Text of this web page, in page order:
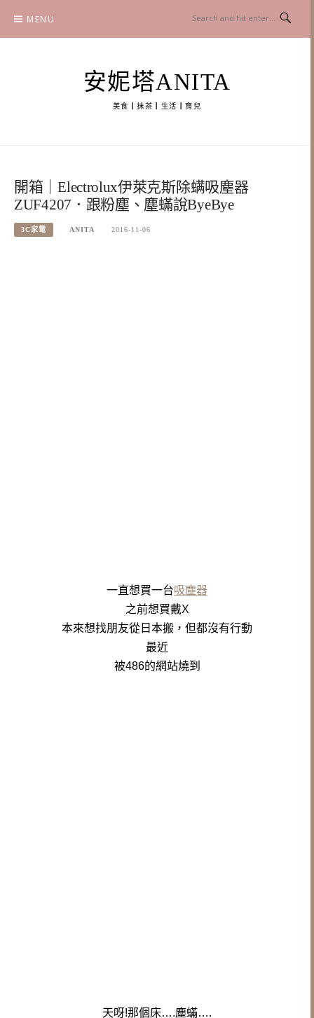
content
MENU
安妮塔ANITA
美食┃抹茶┃生活┃育兒
開箱｜Electrolux伊萊克斯除螨吸塵器
ZUF4207．跟粉塵、塵蟎說ByeBye
3C家電 ANITA 2016-11-06
一直想買一台吸塵器
之前想買戴X
本來想找朋友從日本搬， 但都沒有行動
最近
被486的網站燒到
天呀!那個床….塵蟎….